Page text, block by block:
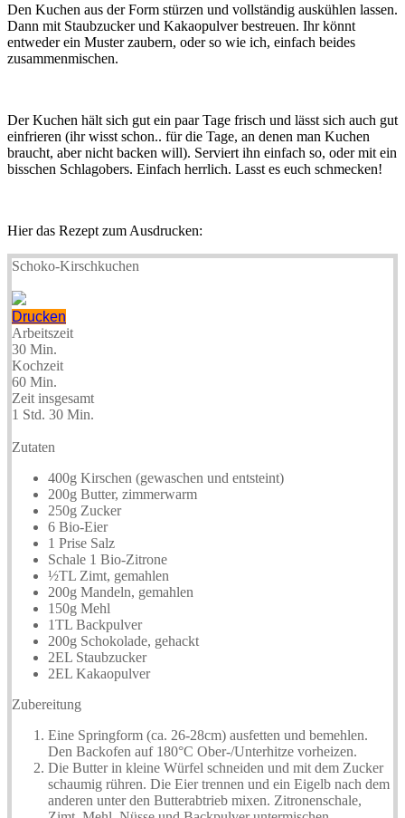
Den Kuchen aus der Form stürzen und vollständig auskühlen lassen.
Dann mit Staubzucker und Kakaopulver bestreuen. Ihr könnt
entweder ein Muster zaubern, oder so wie ich, einfach beides
zusammenmischen.
Der Kuchen hält sich gut ein paar Tage frisch und lässt sich auch gut
einfrieren (ihr wisst schon.. für die Tage, an denen man Kuchen
braucht, aber nicht backen will). Serviert ihn einfach so, oder mit ein
bisschen Schlagobers. Einfach herrlich. Lasst es euch schmecken!
Hier das Rezept zum Ausdrucken:
Schoko-Kirschkuchen
Drucken
Arbeitszeit
30 Min.
Kochzeit
60 Min.
Zeit insgesamt
1 Std. 30 Min.
Zutaten
400g Kirschen (gewaschen und entsteint)
200g Butter, zimmerwarm
250g Zucker
6 Bio-Eier
1 Prise Salz
Schale 1 Bio-Zitrone
½TL Zimt, gemahlen
200g Mandeln, gemahlen
150g Mehl
1TL Backpulver
200g Schokolade, gehackt
2EL Staubzucker
2EL Kakaopulver
Zubereitung
Eine Springform (ca. 26-28cm) ausfetten und bemehlen.
Den Backofen auf 180°C Ober-/Unterhitze vorheizen.
Die Butter in kleine Würfel schneiden und mit dem Zucker
schaumig rühren. Die Eier trennen und ein Eigelb nach dem
anderen unter den Butterabtrieb mixen. Zitronenschale,